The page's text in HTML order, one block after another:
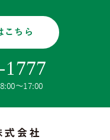
こちら
〜17:00